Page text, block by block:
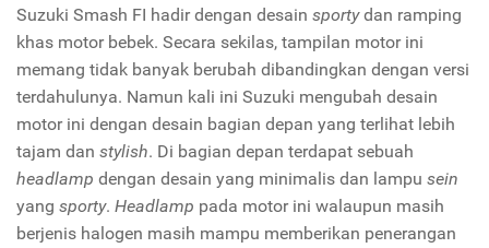
Suzuki Smash FI hadir dengan desain sportydan ramping
khas motor bebek. Secara sekilas, tampilan motor ini
memang tidak banyak berubah dibandingkan dengan versi
terdahulunya. Namun kali ini Suzuki mengubah desain
motor ini dengan desain bagian depan yang terlihat lebih
tajam dan stylish. Di bagian depan terdapat sebuah
headlamp dengan desain yang minimalis dan lampu sein
yang sporty. Headlamp pada motor ini walaupun masih
berjenis halogen masih mampu memberikan penerangan